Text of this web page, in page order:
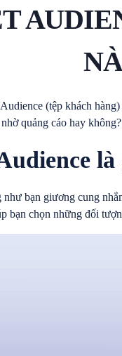
(tệp khách
quảng cáo hay
là
bạn giương cung
bạn chọn những đối